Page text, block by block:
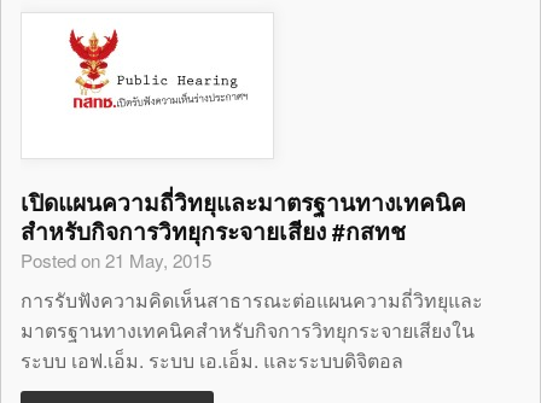
เปิดแผนความถี่วิทยุและมาตรฐานทางเทคนิค
สำหรับกิจการวิทยุกระจายเสียง #กสทช
Posted on 21 May, 2015
การรับฟังความคิดเห็นสาธารณะต่อแผนความถี่วิทยุและ
มาตรฐานทางเทคนิคสำหรับกิจการวิทยุกระจายเสียงใน
ระบบ เอฟ.เอ็ม. ระบบ เอ.เอ็ม. และระบบดิจิตอล